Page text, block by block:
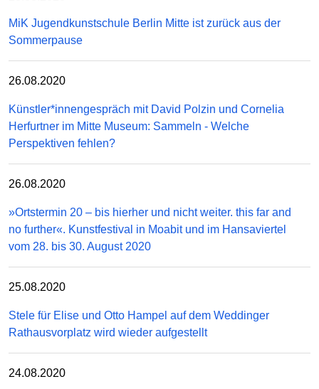
MiK Jugendkunstschule Berlin Mitte ist zurück aus der
Sommerpause
26.08.2020
Künstler*innengespräch mit David Polzin und Cornelia
Herfurtner im Mitte Museum: Sammeln - Welche
Perspektiven fehlen?
26.08.2020
»Ortstermin 20 – bis hierher und nicht weiter. this far and
no further«. Kunstfestival in Moabit und im Hansaviertel
vom 28. bis 30. August 2020
25.08.2020
Stele für Elise und Otto Hampel auf dem Weddinger
Rathausvorplatz wird wieder aufgestellt
24.08.2020